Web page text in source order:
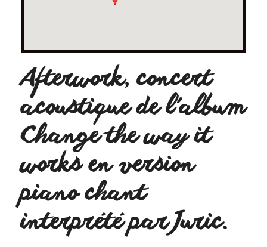
Afterwork, concert
acoustique de l’album
Change the way it
works en version
piano chant
interprété par Juric.